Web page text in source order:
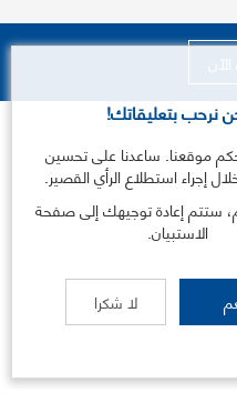
نرحب بتعليقاتك!
موقعنا. ساعدنا على تحسين
إجراء استطلاع الرأي القصير.
ستتم إعادة توجيهك إلى صفحة
الاستبيان.
لا شكرا